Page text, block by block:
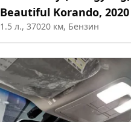
Beautiful Korando, 2020
1.5 л., 37020 км, Бензин